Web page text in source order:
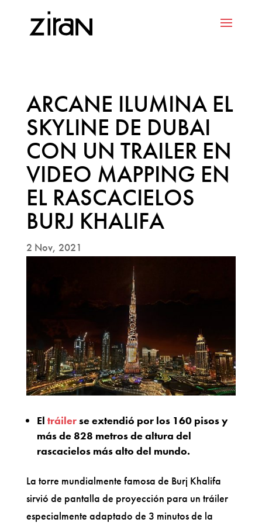
ARCANE ILUMINA EL
SKYLINE DE DUBAI
CON UN TRAILER EN
VIDEO MAPPING EN
EL RASCACIELOS
BURJ KHALIFA
2 Nov, 2021
El tráilerse extendió por los 160 pisos y
más de 828 metros de altura del
rascacielos más alto del mundo.
La torre mundialmente famosa de Burj Khalifa
sirvió de pantalla de proyección para un tráiler
especialmente adaptado de 3 minutos de la